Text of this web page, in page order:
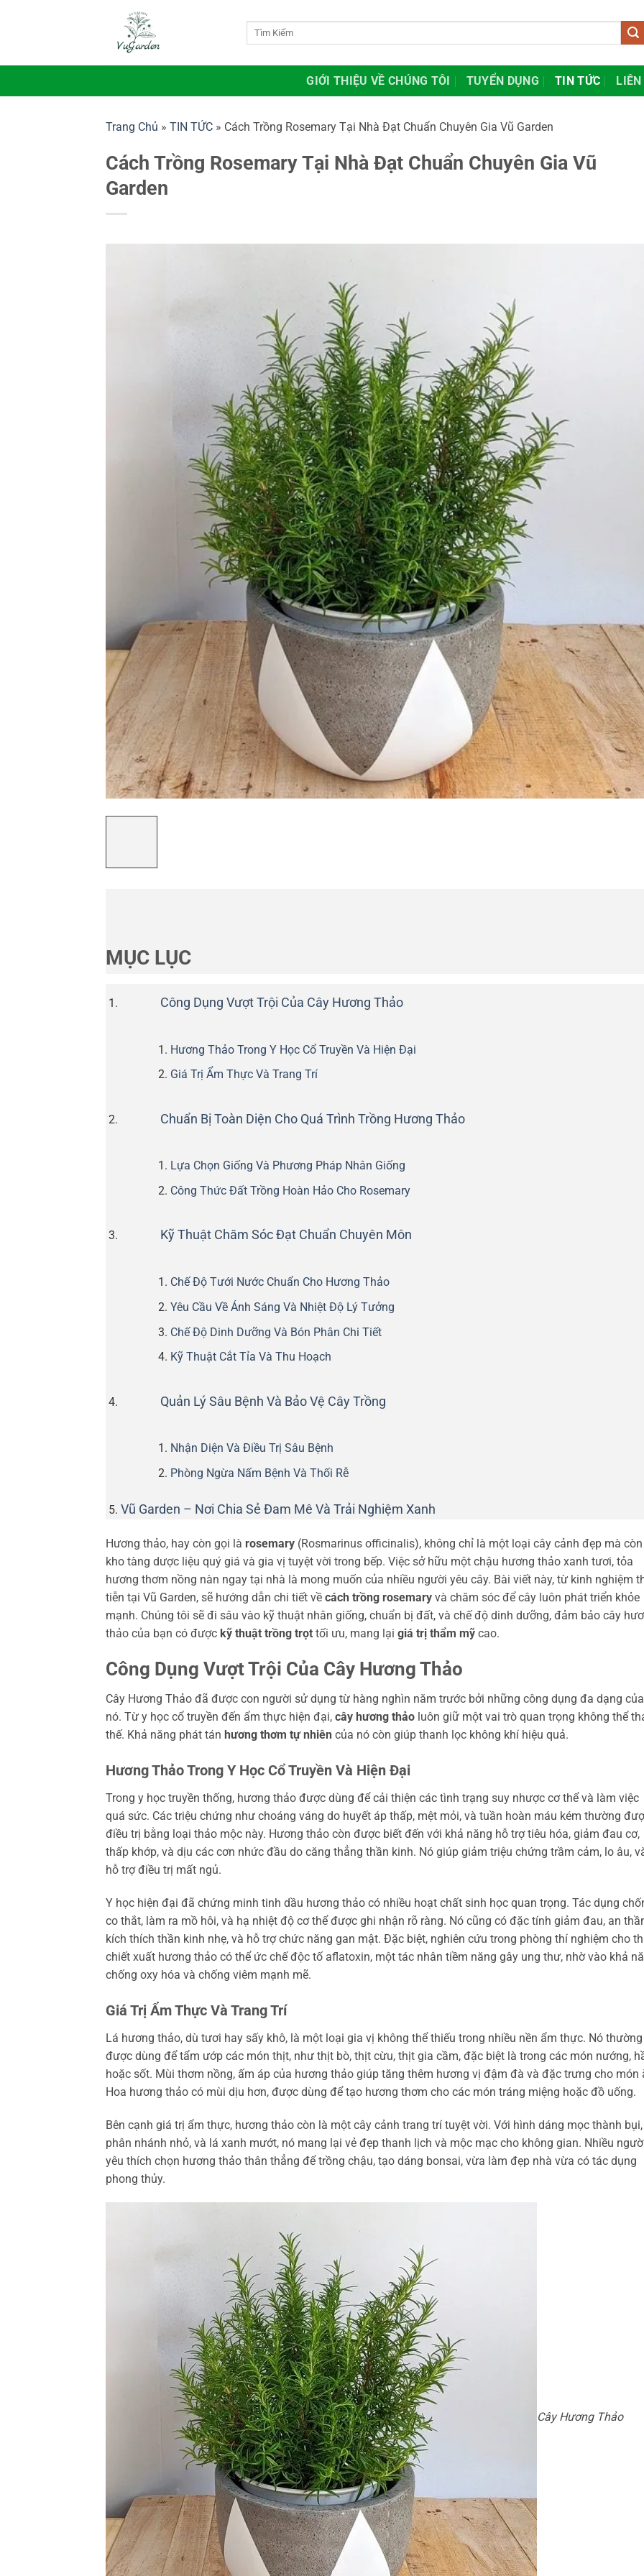
dung
GIỚI THIỆU VỀ CHÚNG TÔI TUYỂN DỤNG TIN TỨC LIÊN
Trang Chủ » TIN TỨC » Cách Trồng Rosemary Tại Nhà Đạt Chuẩn Chuyên Gia Vũ Garden
Cách Trồng Rosemary Tại Nhà Đạt Chuẩn Chuyên Gia Vũ
Garden
MỤC LỤC
Công Dụng Vượt Trội Của Cây Hương Thảo
Hương Thảo Trong Y Học Cổ Truyền Và Hiện Đại
Giá Trị Ẩm Thực Và Trang Trí
Chuẩn Bị Toàn Diện Cho Quá Trình Trồng Hương Thảo
Lựa Chọn Giống Và Phương Pháp Nhân Giống
Công Thức Đất Trồng Hoàn Hảo Cho Rosemary
Kỹ Thuật Chăm Sóc Đạt Chuẩn Chuyên Môn
Chế Độ Tưới Nước Chuẩn Cho Hương Thảo
Yêu Cầu Về Ánh Sáng Và Nhiệt Độ Lý Tưởng
Chế Độ Dinh Dưỡng Và Bón Phân Chi Tiết
Kỹ Thuật Cắt Tỉa Và Thu Hoạch
Quản Lý Sâu Bệnh Và Bảo Vệ Cây Trồng
Nhận Diện Và Điều Trị Sâu Bệnh
Phòng Ngừa Nấm Bệnh Và Thối Rễ
Vũ Garden – Nơi Chia Sẻ Đam Mê Và Trải Nghiệm Xanh
Hương thảo, hay còn gọi là rosemary (Rosmarinus officinalis), không chỉ là một loại cây cảnh đẹp mà
kho tàng dược liệu quý giá và gia vị tuyệt vời trong bếp. Việc sở hữu một chậu hương thảo xanh tươi, tỏa
hương thơm nồng nàn ngay tại nhà là mong muốn của nhiều người yêu cây. Bài viết này, từ kinh nghiệm
tiễn tại Vũ Garden, sẽ hướng dẫn chi tiết về cách trồng rosemary và chăm sóc để cây luôn phát triển khỏe
mạnh. Chúng tôi sẽ đi sâu vào kỹ thuật nhân giống, chuẩn bị đất, và chế độ dinh dưỡng, đảm bảo cây
thảo của bạn có được kỹ thuật trồng trọt tối ưu, mang lại giá trị thẩm mỹ cao.
Công Dụng Vượt Trội Của Cây Hương Thảo
Cây Hương Thảo đã được con người sử dụng từ hàng nghìn năm trước bởi những công dụng đa dạng của
nó. Từ y học cổ truyền đến ẩm thực hiện đại, cây hương thảo luôn giữ một vai trò quan trọng không thể
thế. Khả năng phát tán hương thơm tự nhiên của nó còn giúp thanh lọc không khí hiệu quả.
Hương Thảo Trong Y Học Cổ Truyền Và Hiện Đại
Trong y học truyền thống, hương thảo được dùng để cải thiện các tình trạng suy nhược cơ thể và làm việc
quá sức. Các triệu chứng như choáng váng do huyết áp thấp, mệt mỏi, và tuần hoàn máu kém thường
điều trị bằng loại thảo mộc này. Hương thảo còn được biết đến với khả năng hỗ trợ tiêu hóa, giảm đau cơ,
thấp khớp, và dịu các cơn nhức đầu do căng thẳng thần kinh. Nó giúp giảm triệu chứng trầm cảm, lo âu,
hỗ trợ điều trị mất ngủ.
Y học hiện đại đã chứng minh tinh dầu hương thảo có nhiều hoạt chất sinh học quan trọng. Tác dụng
co thắt, làm ra mồ hôi, và hạ nhiệt độ cơ thể được ghi nhận rõ ràng. Nó cũng có đặc tính giảm đau, an
kích thích thần kinh nhẹ, và hỗ trợ chức năng gan mật. Đặc biệt, nghiên cứu trong phòng thí nghiệm cho
chiết xuất hương thảo có thể ức chế độc tố aflatoxin, một tác nhân tiềm năng gây ung thư, nhờ vào khả
chống oxy hóa và chống viêm mạnh mẽ.
Giá Trị Ẩm Thực Và Trang Trí
Lá hương thảo, dù tươi hay sấy khô, là một loại gia vị không thể thiếu trong nhiều nền ẩm thực. Nó thường
được dùng để tẩm ướp các món thịt, như thịt bò, thịt cừu, thịt gia cầm, đặc biệt là trong các món nướng,
hoặc sốt. Mùi thơm nồng, ấm áp của hương thảo giúp tăng thêm hương vị đậm đà và đặc trưng cho món
Hoa hương thảo có mùi dịu hơn, được dùng để tạo hương thơm cho các món tráng miệng hoặc đồ uống.
Bên cạnh giá trị ẩm thực, hương thảo còn là một cây cảnh trang trí tuyệt vời. Với hình dáng mọc thành bụi,
phân nhánh nhỏ, và lá xanh mướt, nó mang lại vẻ đẹp thanh lịch và mộc mạc cho không gian. Nhiều
yêu thích chọn hương thảo thân thẳng để trồng chậu, tạo dáng bonsai, vừa làm đẹp nhà vừa có tác dụng
phong thủy.
Cây Hương Thảo